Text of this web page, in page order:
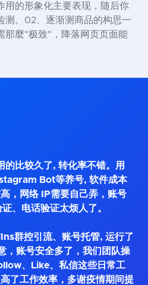
用的形象化主要表现，随后你
测。02、逐渐测商品的构思一
那麼"极致"，降落网页页面能
比较久了, 转化率不错。用
Bot等养号, 软件成本
，网络 IP需要自己弄，账号
、电话验证太烦人了。
群控引流、账号托管, 运行了
，账号安全多了，我们团队操
、Like、私信这些日常工
了工作效率，多谢疫情期间提